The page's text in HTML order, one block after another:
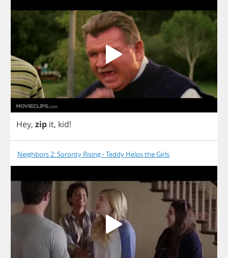
Hey, zip it, kid!
Neighbors 2: Sorority Rising - Teddy Helps the Girls